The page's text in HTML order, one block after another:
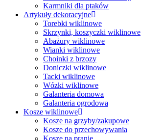
Karmniki dla ptaków
Artykuły dekoracyjne
Torebki wiklinowe
Skrzynki, koszyczki wiklinowe
Abażury wiklinowe
Wianki wiklinowe
Choinki z brzozy
Doniczki wiklinowe
Tacki wiklinowe
Wózki wiklinowe
Galanteria domowa
Galanteria ogrodowa
Kosze wiklinowe
Kosze na grzyby/zakupowe
Kosze do przechowywania
Kosze na pranie